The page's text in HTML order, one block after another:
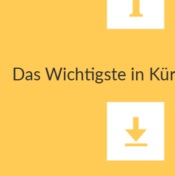
Das Wichtigste in